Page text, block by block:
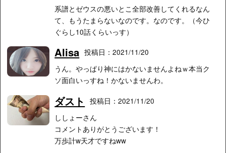
系譜とゼウスの悪いとこ全部改善してくれるなん
て、もうたまらないなのです。なのです。（今ひ
ぐらし10話くらいっす）
Alisa 投稿日：2021/11/20
うん。やっぱり神にはかないませんよねｗ本当ク
ソ面白いっすね！かないませんわ。
ダスト
投稿日：2021/11/20
ししょーさん
コメントありがとうございます！
万歩計w天才ですねww